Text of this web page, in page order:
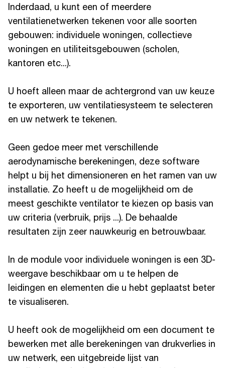
Inderdaad, u kunt een of meerdere
ventilatienetwerken tekenen voor alle soorten
gebouwen: individuele woningen, collectieve
woningen en utiliteitsgebouwen (scholen,
kantoren etc...).
U hoeft alleen maar de achtergrond van uw keuze
te exporteren, uw ventilatiesysteem te selecteren
en uw netwerk te tekenen.
Geen gedoe meer met verschillende
aerodynamische berekeningen, deze software
helpt u bij het dimensioneren en het ramen van uw
installatie. Zo heeft u de mogelijkheid om de
meest geschikte ventilator te kiezen op basis van
uw criteria (verbruik, prijs ...). De behaalde
resultaten zijn zeer nauwkeurig en betrouwbaar.
In de module voor individuele woningen is een 3D-
weergave beschikbaar om u te helpen de
leidingen en elementen die u hebt geplaatst beter
te visualiseren.
U heeft ook de mogelijkheid om een document te
bewerken met alle berekeningen van drukverlies in
uw netwerk, een uitgebreide lijst van